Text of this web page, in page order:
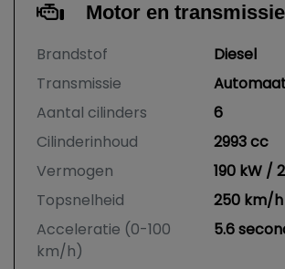
Motor en transmissie
Brandstof
Diesel
Transmissie
Aantal cilinders
6
Cilinderinhoud
2993 cc
Vermogen
190 kW /
Topsnelheid
250 km/h
Acceleratie (0-100
km/h)
5.6